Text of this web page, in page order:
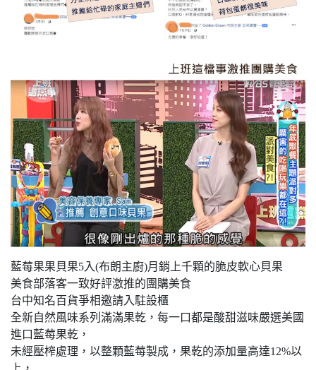
藍莓果果貝果5入(布朗主廚)月銷上千顆的脆皮軟心貝果
美食部落客一致好評激推的團購美食
台中知名百貨爭相邀請入駐設櫃
全新自然風味系列滿滿果乾，每一口都是酸甜滋味嚴選美國
進口藍莓果乾，
未經壓榨處理，以整顆藍莓製成，果乾的添加量高達12%以